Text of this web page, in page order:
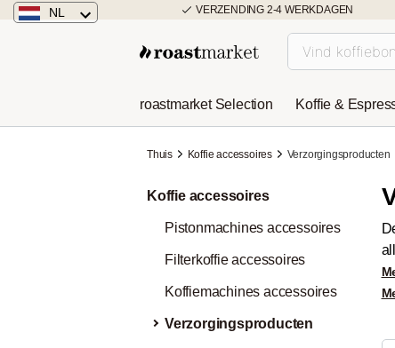
VERZENDING 2-4 WERKDAGEN
NL
Österreich
roastmarket Selection Koffie &
Thuis Koffie accessoires Verzorgingsproducten
Koffie accessoires
Pistonmachines accessoires
Filterkoffie accessoires
Koffiemachines accessoires
Verzorgingsproducten